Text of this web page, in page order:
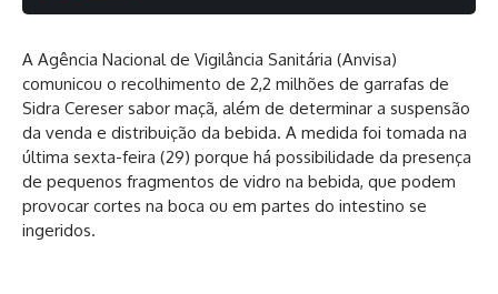
A Agência Nacional de Vigilância Sanitária (Anvisa)
comunicou o recolhimento de 2,2 milhões de garrafas de
Sidra Cereser sabor maçã, além de determinar a suspensão
da venda e distribuição da bebida. A medida foi tomada na
última sexta-feira (29) porque há possibilidade da presença
de pequenos fragmentos de vidro na bebida, que podem
provocar cortes na boca ou em partes do intestino se
ingeridos.